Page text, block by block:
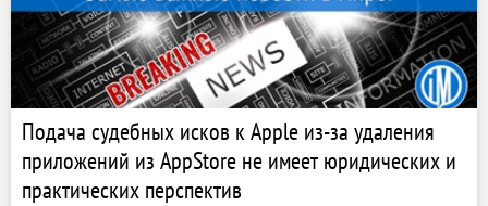
Подача судебных исков к Apple из-за удаления
приложений из AppStore не имеет юридических и
практических перспектив